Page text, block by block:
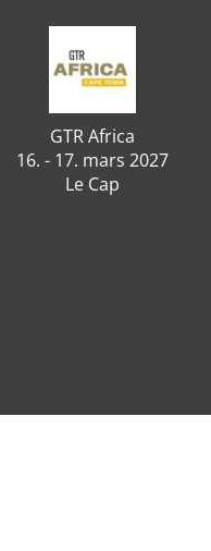
GTR Africa
16. - 17. mars 2027
Le Cap